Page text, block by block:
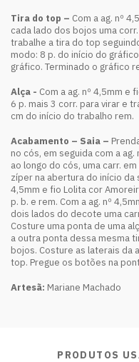
Tira do top – Com a ag. nº
cada lado dos bojos uma
trabalhe a tira do top
modo: 8 p. do início do
gráfico. Terminado o gráfico
Alça - Com a ag. nº 4,5mm e
6 p. mais 3 corr. para virar e
cm do início do trabalho rem.
Acabamento – Saia –
no cós, em seguida com a
ao longo do cós, uma carr.
zíper na abertura do início da
4,5mm e fio Lolita cor
p. b. e rem. Com a ag. nº
dois lados do decote uma
Costure uma ponta de uma
a outra ponta dessa mesma
bojos. Costure as laterais da
top. Pregue os botões na
Artesã: Mariane Machado
PRODUTOS